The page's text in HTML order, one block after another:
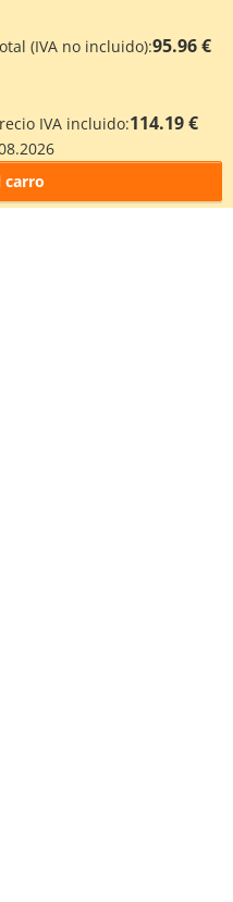
(IVA no incluido):95.96 €
IVA incluido:114.19 €
carro